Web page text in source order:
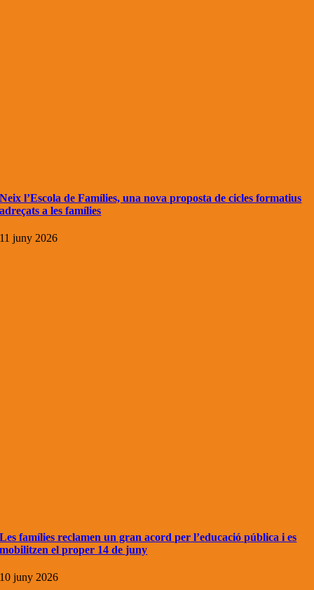
Neix l’Escola de Famílies, una nova proposta de cicles formatius
adreçats a les famílies
11 juny 2026
Les famílies reclamen un gran acord per l’educació pública i es
mobilitzen el proper 14 de juny
10 juny 2026